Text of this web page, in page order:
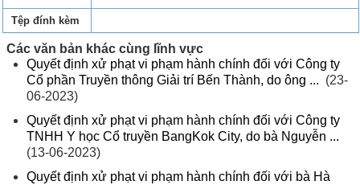
Tệp đính kèm
Các văn bản khác cùng lĩnh vực
Quyết định xử phạt vi phạm hành chính đối với Công ty
Cổ phần Truyền thông Giải trí Bến Thành, do ông ... (23-
06-2023)
Quyết định xử phạt vi phạm hành chính đối với Công ty
TNHH Y học Cổ truyền BangKok City, do bà Nguyễn ...
(13-06-2023)
Quyết định xử phạt vi phạm hành chính đối với bà Hà